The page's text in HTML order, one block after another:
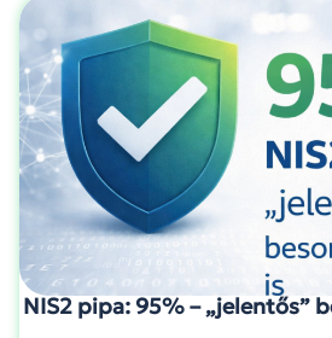
NIS2 pipa: 95% – „jelentős”